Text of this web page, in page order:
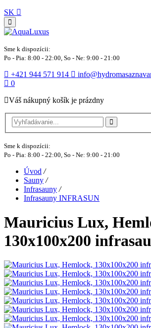
SK
Sme k dispozícii:
Po - Pia: 8:00 - 22:00, So - Ne: 9:00 - 21:00
+421 944 571 914
0
Váš nákupný košík je prázdny
Sme k dispozícii:
Po - Pia: 8:00 - 22:00, So - Ne: 9:00 - 21:00
Úvod /
Sauny /
Infrasauny /
Infrasauny INFRASUN
Mauricius Lux,
130x100x200